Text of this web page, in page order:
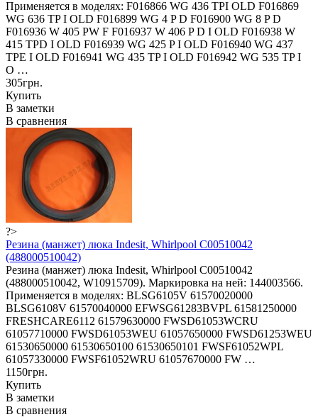
Применяется в моделях: F016866 WG 436 TPI OLD F016869
WG 636 TP I OLD F016899 WG 4 P D F016900 WG 8 P D
F016936 W 405 PW F F016937 W 406 P D I OLD F016938 W
415 TPD I OLD F016939 WG 425 P I OLD F016940 WG 437
TPE I OLD F016941 WG 435 TP I OLD F016942 WG 535 TP I
O …
305грн.
Купить
В заметки
В сравнения
?>
Резина (манжет) люка Indesit, Whirlpool C00510042
(488000510042)
Резина (манжет) люка Indesit, Whirlpool C00510042
(488000510042, W10915709). Маркировка на ней: 144003566.
Применяется в моделях: BLSG6105V 61570020000
BLSG6108V 61570040000 EFWSG61283BVPL 61581250000
FRESHCARE6112 61579630000 FWSD61053WCRU
61057710000 FWSD61053WEU 61057650000 FWSD61253WEU
61530650000 61530650100 61530650101 FWSF61052WPL
61057330000 FWSF61052WRU 61057670000 FW …
1150грн.
Купить
В заметки
В сравнения